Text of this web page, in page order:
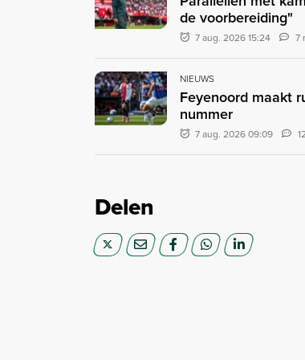
de voorbereiding"
7 aug. 2026 15:24 7
NIEUWS
Feyenoord maakt
nummer
7 aug. 2026 09:09
Delen